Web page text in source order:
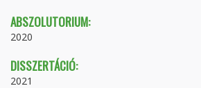
ABSZOLUTORIUM:
2020
DISSZERTÁCIÓ:
2021